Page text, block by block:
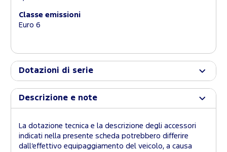
Classe emissioni
Euro 6
Dotazioni di serie
Descrizione e note
La dotazione tecnica e la descrizione degli accessori
indicati nella presente scheda potrebbero differire
dall’effettivo equipaggiamento del veicolo, a causa